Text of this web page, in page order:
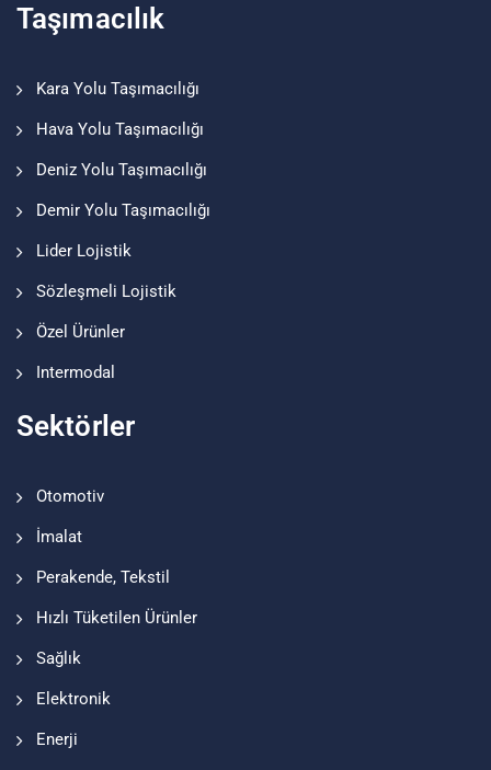
Taşımacılık
Kara Yolu Taşımacılığı
Hava Yolu Taşımacılığı
Deniz Yolu Taşımacılığı
Demir Yolu Taşımacılığı
Lider Lojistik
Sözleşmeli Lojistik
Özel Ürünler
Intermodal
Sektörler
Otomotiv
İmalat
Perakende, Tekstil
Hızlı Tüketilen Ürünler
Sağlık
Elektronik
Enerji